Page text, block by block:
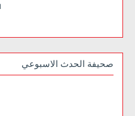
صحيفة الحدث الاسبوعي